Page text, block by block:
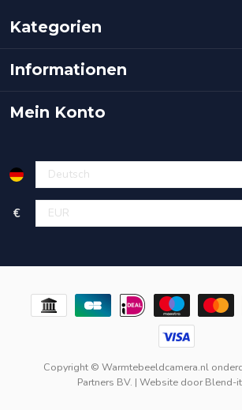
Kategorien
Informationen
Mein Konto
€
Copyright © Warmtebeeldcamera.nl
Partners BV. | Website doorBlend-